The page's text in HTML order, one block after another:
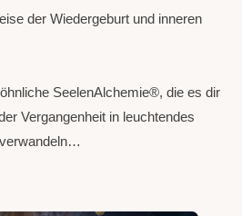
der Wiedergeburt und inneren
SeelenAlchemie®, die es dir
Vergangenheit in leuchtendes